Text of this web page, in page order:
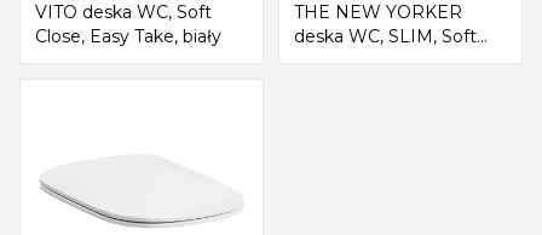
VITO deska WC, Soft
Close, Easy Take, biały
THE NEW YORKER
deska WC, SLIM, Soft
Close, biały/chrom